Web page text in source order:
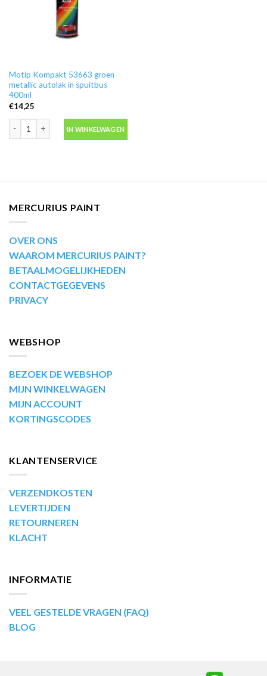
Motip Kompakt 53663 groen
metallic autolak in spuitbus
400ml
€14,25
IN WINKELWAGEN
MERCURIUS PAINT
OVER ONS
WAAROM MERCURIUS PAINT?
BETAALMOGELIJKHEDEN
CONTACTGEGEVENS
PRIVACY
WEBSHOP
BEZOEK DE WEBSHOP
MIJN WINKELWAGEN
MIJN ACCOUNT
KORTINGSCODES
KLANTENSERVICE
VERZENDKOSTEN
LEVERTIJDEN
RETOURNEREN
KLACHT
INFORMATIE
VEEL GESTELDE VRAGEN (FAQ)
BLOG